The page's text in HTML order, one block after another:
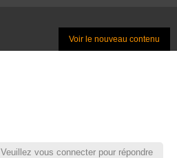
Voir le nouveau contenu
Veuillez vous connecter pour répondre